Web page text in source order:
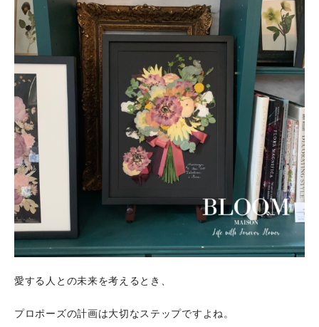
愛する人との未来を考えるとき、
プロポーズの計画は大切なステップですよね。